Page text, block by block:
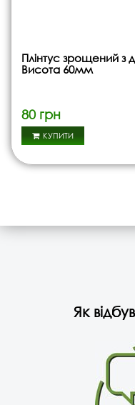
Плінтус зрощений
Висота 60мм
80 грн
КУПИТИ
Як